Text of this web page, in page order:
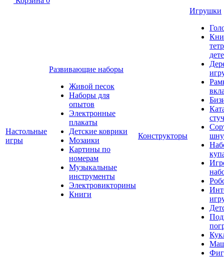
Настольные
игры
Развивающие наборы
Живой песок
Наборы для
опытов
Электронные
плакаты
Детские коврики
Мозаики
Картины по
номерам
Музыкальные
инструменты
Электровикторины
Книги
Конструкторы
Игрушки